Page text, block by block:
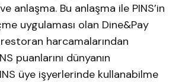
anlaşma. Bu anlaşma ile PINS’in
uygulaması olan Dine&Pay
restoran harcamalarından
puanlarını dünyanın
üye işyerlerinde kullanabilme